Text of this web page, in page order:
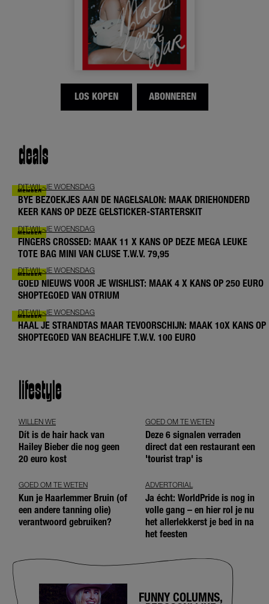
LOS KOPEN ABONNEREN
deals
DIT-WIL-JE WOENSDAG
BYE BEZOEKJES AAN DE NAGELSALON: MAAK DRIEHONDERD
KEER KANS OP DEZE GELSTICKER-STARTERSKIT
DIT-WIL-JE WOENSDAG
FINGERS CROSSED: MAAK 11 X KANS OP DEZE MEGA LEUKE
TOTE BAG MINI VAN CLUSE T.W.V. 79,95
DIT-WIL-JE WOENSDAG
GOED NIEUWS VOOR JE WISHLIST: MAAK 4 X KANS OP 250 EURO
SHOPTEGOED VAN OTRIUM
DIT-WIL-JE WOENSDAG
HAAL JE STRANDTAS MAAR TEVOORSCHIJN: MAAK 10X KANS OP
SHOPTEGOED VAN BEACHLIFE T.W.V. 100 EURO
lifestyle
WILLEN WE
Dít is de hair hack van
Hailey Bieber die nog geen
20 euro kost
GOED OM TE WETEN
Deze 6 signalen verraden
direct dat een restaurant een
'tourist trap' is
GOED OM TE WETEN
Kun je Haarlemmer Bruin (of
een andere tanning olie)
verantwoord gebruiken?
ADVERTORIAL
Ja écht: WorldPride is nog in
volle gang – en hier rol je nu
het allerlekkerst je bed in na
het feesten
FUNNY COLUMNS,